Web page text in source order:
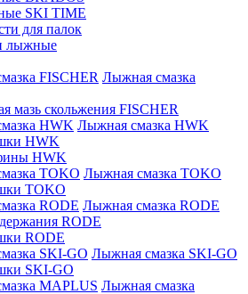
SKI TIME
для палок
лыжные
Лыжная смазка
мазь скольжения FISCHER
Лыжная смазка HWK
HWK
HWK
Лыжная смазка TOKO
TOKO
Лыжная смазка RODE
RODE
RODE
Лыжная смазка SKI-GO
SKI-GO
Лыжная смазка